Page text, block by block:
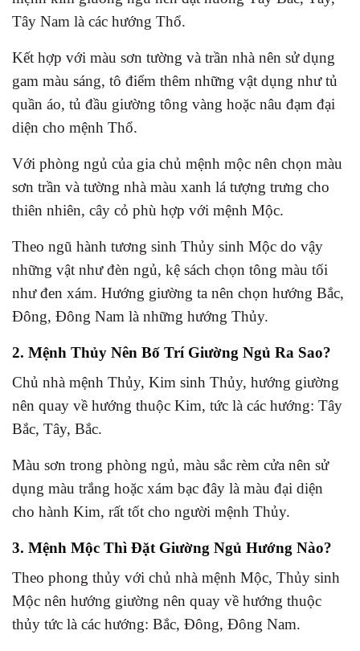
Tây Nam là các hướng Thổ.
Kết hợp với màu sơn tường và trần nhà nên sử dụng
gam màu sáng, tô điểm thêm những vật dụng như tủ
quần áo, tủ đầu giường tông vàng hoặc nâu đạm đại
diện cho mệnh Thổ.
Với phòng ngủ của gia chủ mệnh mộc nên chọn màu
sơn trần và tường nhà màu xanh lá tượng trưng cho
thiên nhiên, cây cỏ phù hợp với mệnh Mộc.
Theo ngũ hành tương sinh Thủy sinh Mộc do vậy
những vật như đèn ngủ, kệ sách chọn tông màu tối
như đen xám. Hướng giường ta nên chọn hướng Bắc,
Đông, Đông Nam là những hướng Thủy.
2. Mệnh Thủy Nên Bố Trí Giường Ngủ Ra Sao?
Chủ nhà mệnh Thủy, Kim sinh Thủy, hướng giường
nên quay về hướng thuộc Kim, tức là các hướng: Tây
Bắc, Tây, Bắc.
Màu sơn trong phòng ngủ, màu sắc rèm cửa nên sử
dụng màu trắng hoặc xám bạc đây là màu đại diện
cho hành Kim, rất tốt cho người mệnh Thủy.
3. Mệnh Mộc Thì Đặt Giường Ngủ Hướng Nào?
Theo phong thủy với chủ nhà mệnh Mộc, Thủy sinh
Mộc nên hướng giường nên quay về hướng thuộc
thủy tức là các hướng: Bắc, Đông, Đông Nam.